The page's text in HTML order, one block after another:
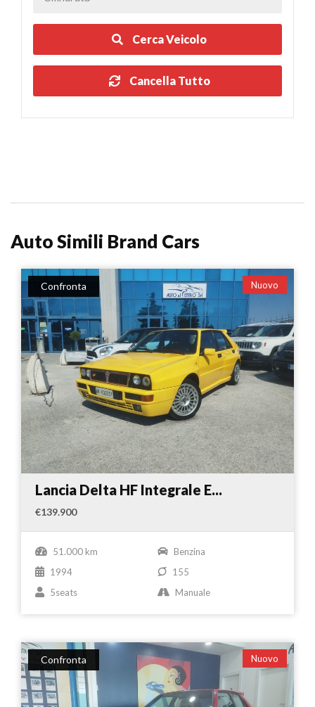
Cerca Veicolo
Cancella Tutto
Auto Simili Brand Cars
Nuovo
Confronta
Lancia Delta HF Integrale E...
€139.900
51.000 km
Benzina
1994
155
5seats
Manuale
Nuovo
Confronta